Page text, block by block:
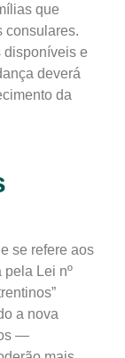
que
consulares.
disponíveis e
deverá
da
se refere aos
pela Lei nº
a nova
—